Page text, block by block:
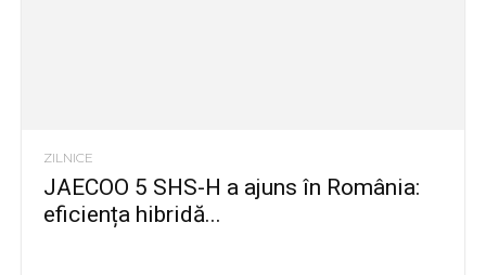
ZILNICE
JAECOO 5 SHS-H a ajuns în România:
eficiența hibridă...